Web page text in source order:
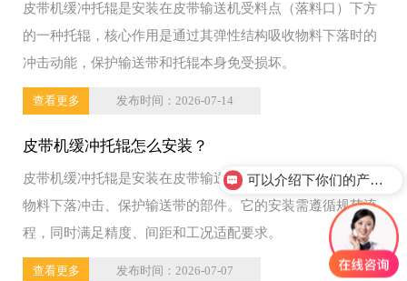
皮带机缓冲托辊是安装在皮带输送机受料点（落料口）下方
的一种托辊，核心作用是通过其弹性结构吸收物料下落时的
冲击动能，保护输送带和托辊本身免受损坏。
查看更多 发布时间：2026-07-14
皮带机缓冲托辊怎么安装？
皮带机缓冲托辊是安装在皮带输送机受料点下方，用于缓冲
物料下落冲击、保护输送带的部件。它的安装需遵循规范流
程，同时满足精度、间距和工况适配要求。
查看更多 发布时间：2026-07-07
可以介绍下你们的产品么？